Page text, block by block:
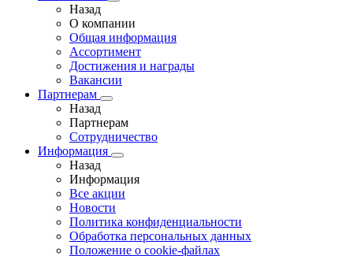
Назад
О компании
Общая информация
Ассортимент
Достижения и награды
Вакансии
Партнерам
Назад
Партнерам
Сотрудничество
Информация
Назад
Информация
Все акции
Новости
Политика конфиденциальности
Обработка персональных данных
Положение о cookie-файлах